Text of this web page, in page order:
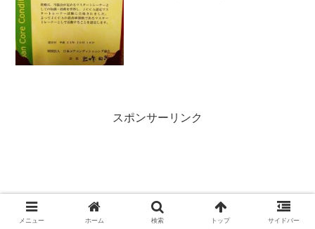
スポンサーリンク
メニュー ホーム 検索 トップ サイドバー